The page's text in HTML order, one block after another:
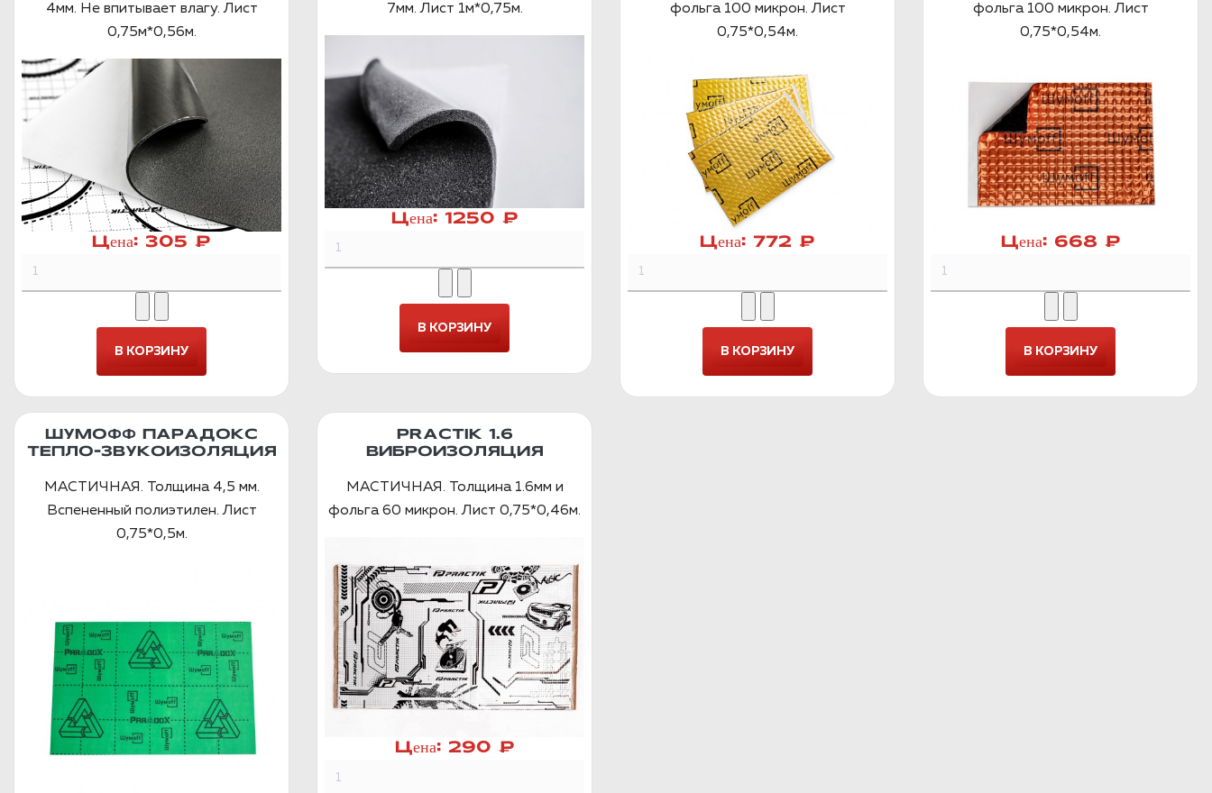
4мм. Не впитывает влагу. Лист
0,75м*0,56м.
Цена: 305 ₽
7мм. Лист 1м*0,75м.
Цена: 1250 ₽
фольга 100 микрон. Лист
0,75*0,54м.
Цена: 772 ₽
фольга 100 микрон. Лист
0,75*0,54м.
Цена: 668 ₽
ШУМОФФ ПАРАДОКС
ТЕПЛО-ЗВУКОИЗОЛЯЦИЯ
МАСТИЧНАЯ. Толщина 4,5 мм.
Вспененный полиэтилен. Лист
0,75*0,5м.
PRACTIK 1.6
ВИБРОИЗОЛЯЦИЯ
МАСТИЧНАЯ. Толщина 1.6мм и
фольга 60 микрон. Лист 0,75*0,46м.
Цена: 290 ₽